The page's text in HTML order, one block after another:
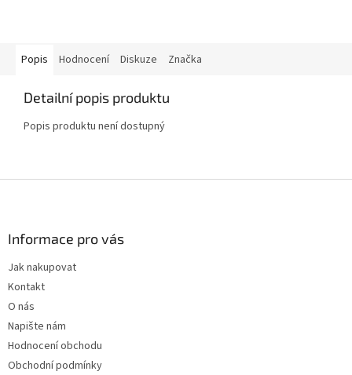
Popis Hodnocení Diskuze Značka
Detailní popis produktu
Popis produktu není dostupný
Informace pro vás
Jak nakupovat
Kontakt
O nás
Napište nám
Hodnocení obchodu
Obchodní podmínky